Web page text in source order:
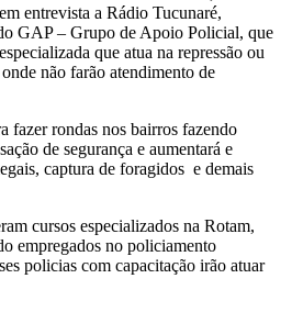
entrevista a Rádio Tucunaré,
GAP – Grupo de Apoio Policial, que
que atua na repressão ou
não farão atendimento de
fazer rondas nos bairros fazendo
de segurança e aumentará e
captura de foragidos e demais
cursos especializados na Rotam,
empregados no policiamento
policias com capacitação irão atuar